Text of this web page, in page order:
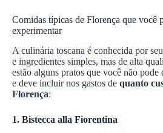
Comidas típicas de Florença que você
experimentar
A culinária toscana é conhecida por
e ingredientes simples, mas de alta
estão alguns pratos que você não
e deve incluir nos gastos de quanto
Florença:
1. Bistecca alla Fiorentina